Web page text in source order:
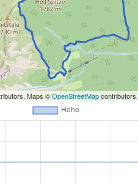
Maps ©OpenStreetMapcontributors,